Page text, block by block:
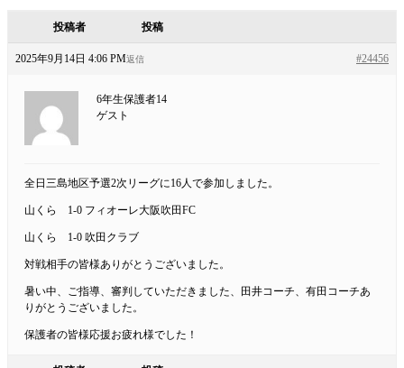
投稿者 投稿
2025年9月14日 4:06 PM #24456
返信
6年生保護者14
ゲスト
全日三島地区予選2次リーグに16人で参加しました。
山くら 1-0 フィオーレ大阪吹田FC
山くら 1-0 吹田クラブ
対戦相手の皆様ありがとうございました。
暑い中、ご指導、審判していただきました、田井コーチ、有田コーチあ
りがとうございました。
保護者の皆様応援お疲れ様でした！